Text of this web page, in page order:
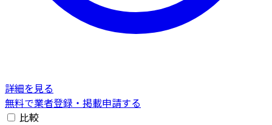
詳細を見る
無料で業者登録・掲載申請する
比較